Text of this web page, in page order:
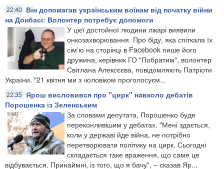
22:40
Він допомагав українським воїнам від початку війни
на Донбасі: Волонтер потребує допомоги
У цієї достойної людини лікарі виявили
онкозахворювання. Про біду, яка спіткала їх
сім'ю на сторінці в Facebook пише його
дружина, керівник ГО "Побратим", волонтер
Світлана Алексєєва, повідомляють Патріоти
України. "21 квітня ми з чоловіком проголосуєм...
22:35
Ярош висловився про "цирк" навколо дебатів
Порошенка із Зеленським
За словами депутата, Порошенко буде
переконливішим у дебатах. "Мені здається,
коли у державі йде війна, не потрібно
перетворювати політику на цирк. Сьогодні
складається таке враження, що саме це
відбувається. Принаймні, із того, що я бачу", – сказав Яр...